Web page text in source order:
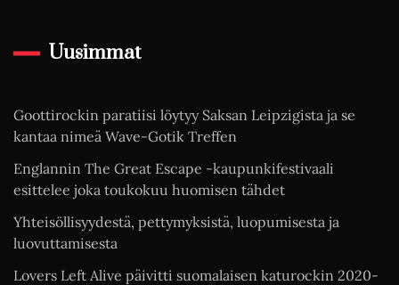
Uusimmat
Goottirockin paratiisi löytyy Saksan Leipzigista ja se
kantaa nimeä Wave-Gotik Treffen
Englannin The Great Escape -kaupunkifestivaali
esittelee joka toukokuu huomisen tähdet
Yhteisöllisyydestä, pettymyksistä, luopumisesta ja
luovuttamisesta
Lovers Left Alive päivitti suomalaisen katurockin 2020-